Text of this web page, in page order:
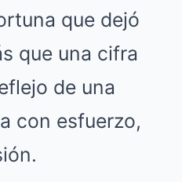
que dejó
que una cifra
de una
con esfuerzo,